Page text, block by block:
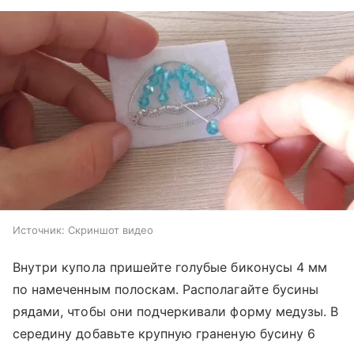
Источник: Скриншот видео
Внутри купола пришейте голубые биконусы 4 мм
по намеченным полоскам. Располагайте бусины
рядами, чтобы они подчеркивали форму медузы. В
середину добавьте крупную граненую бусину 6